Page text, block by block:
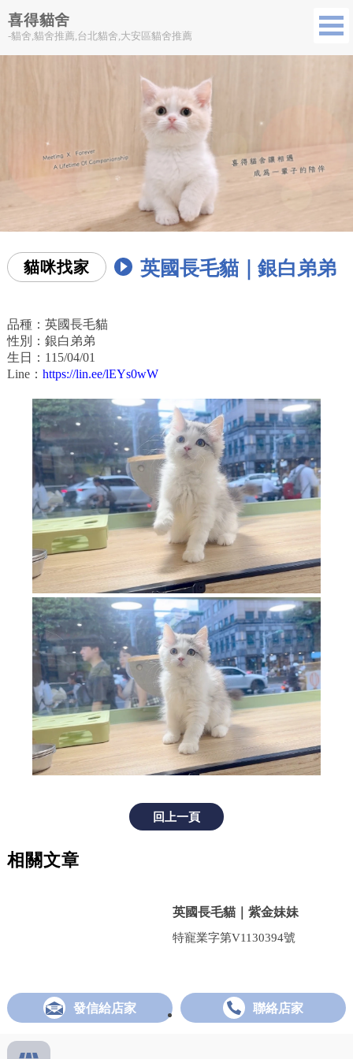
喜得貓舍
-貓舍,貓舍推薦,台北貓舍,大安區貓舍推薦
貓咪找家 英國長毛貓｜銀白弟弟
品種：英國長毛貓
性別：銀白弟弟
生日：115/04/01
Line： https://lin.ee/lEYs0wW
回上一頁
相關文章
英國長毛貓｜紫金妹妹
特寵業字第V1130394號
發信給店家 聯絡店家